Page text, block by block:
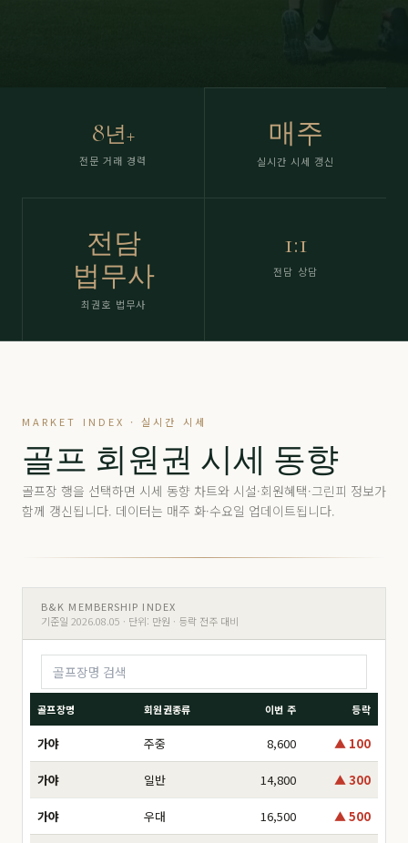
8년+
전문 거래 경력
매주
실시간 시세 갱신
전담
법무사
최권호 법무사
1:1
전담 상담
MARKET INDEX · 실시간 시세
골프 회원권 시세 동향
골프장 행을 선택하면 시세 동향 차트와 시설·회원혜택·그린피 정보가
함께 갱신됩니다. 데이터는 매주 화·수요일 업데이트됩니다.
B&K MEMBERSHIP INDEX
기준일 2026.08.05 · 단위: 만원 · 등락 전주 대비
골프장명 회원권종류 이번 주 등락
가야 주중 8,600 ▲ 100
가야 일반 14,800 ▲ 300
가야 우대 16,500 ▲ 500